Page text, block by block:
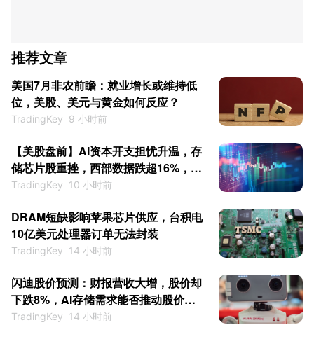
推荐文章
美国7月非农前瞻：就业增长或维持低
位，美股、美元与黄金如何反应？
TradingKey 9 小时前
【美股盘前】AI资本开支担忧升温，存
储芯片股重挫，西部数据跌超16%，闪
迪跌超10%
TradingKey 10 小时前
DRAM短缺影响苹果芯片供应，台积电
10亿美元处理器订单无法封装
TradingKey 14 小时前
闪迪股价预测：财报营收大增，股价却
下跌8%，AI存储需求能否推动股价继
续上涨？
TradingKey 14 小时前